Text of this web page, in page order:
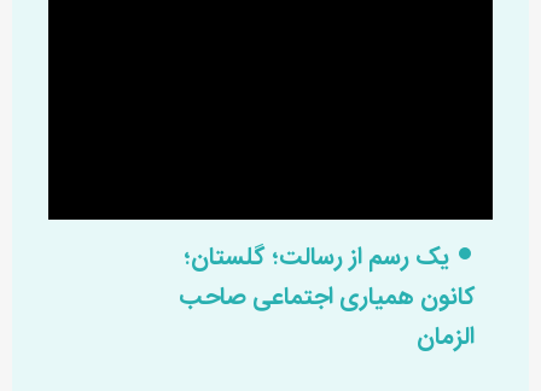
یک رسم از رسالت؛ گلستان؛
کانون همیاری اجتماعی صاحب
الزمان